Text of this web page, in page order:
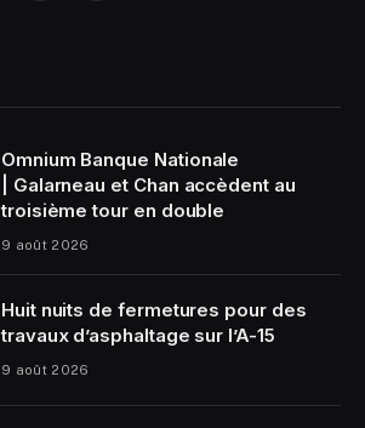
Omnium Banque Nationale
| Galarneau et Chan accèdent au
troisième tour en double
9 août 2026
Huit nuits de fermetures pour des
travaux d’asphaltage sur l’A-15
9 août 2026